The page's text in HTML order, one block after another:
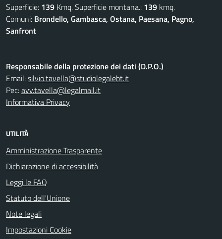
Superficie: 139 Kmq. Superficie montana.: 139 kmq.
Comuni: Brondello, Gambasca, Ostana, Paesana, Pagno,
Sanfront
Responsabile della protezione dei dati (D.P.O.)
Email:silvio.tavella@studiolegalebt.it
Pec:avv.tavella@legalmail.it
Informativa Privacy
UTILITÀ
Amministrazione Trasparente
Dichiarazione di accessibilità
Leggi le FAQ
Statuto dell'Unione
Note legali
Impostazioni Cookie